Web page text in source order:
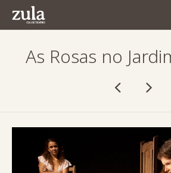
Agenda
Produção
As Rosas no